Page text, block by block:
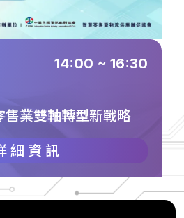
14:00 ~ 16:30
售業雙軸轉型新戰略
細資訊